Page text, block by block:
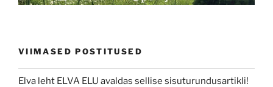
VIIMASED POSTITUSED
Elva leht ELVA ELU avaldas sellise sisuturundusartikli!